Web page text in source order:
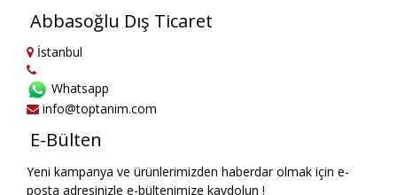
Abbasoğlu Dış Ticaret
İstanbul
Whatsapp
info@toptanim.com
E-Bülten
Yeni kampanya ve ürünlerimizden haberdar olmak için e-
posta adresinizle e-bültenimize kaydolun !